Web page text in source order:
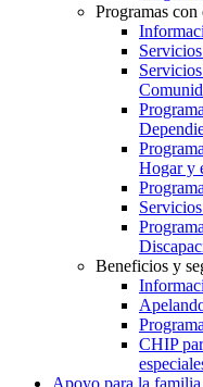
Programas con
Hogar y
Beneficios y
CHIP
Apoyo para la familia